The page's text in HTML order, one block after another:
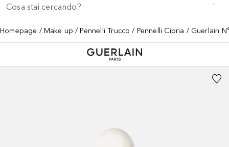
Homepage Make up Pennelli Trucco Pennelli Cipria Guerlain